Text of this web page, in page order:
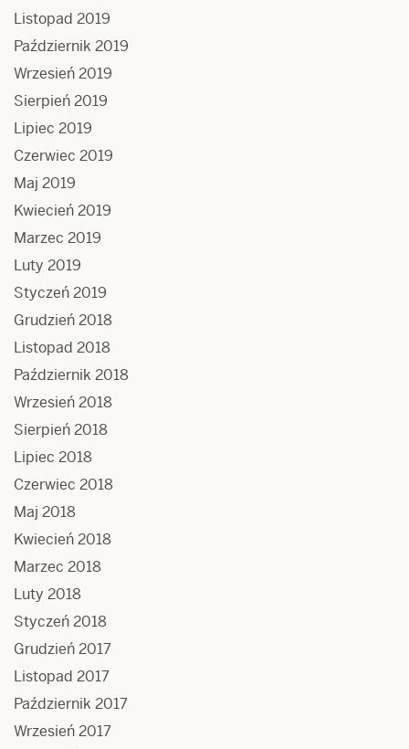
Listopad 2019
Październik 2019
Wrzesień 2019
Sierpień 2019
Lipiec 2019
Czerwiec 2019
Maj 2019
Kwiecień 2019
Marzec 2019
Luty 2019
Styczeń 2019
Grudzień 2018
Listopad 2018
Październik 2018
Wrzesień 2018
Sierpień 2018
Lipiec 2018
Czerwiec 2018
Maj 2018
Kwiecień 2018
Marzec 2018
Luty 2018
Styczeń 2018
Grudzień 2017
Listopad 2017
Październik 2017
Wrzesień 2017